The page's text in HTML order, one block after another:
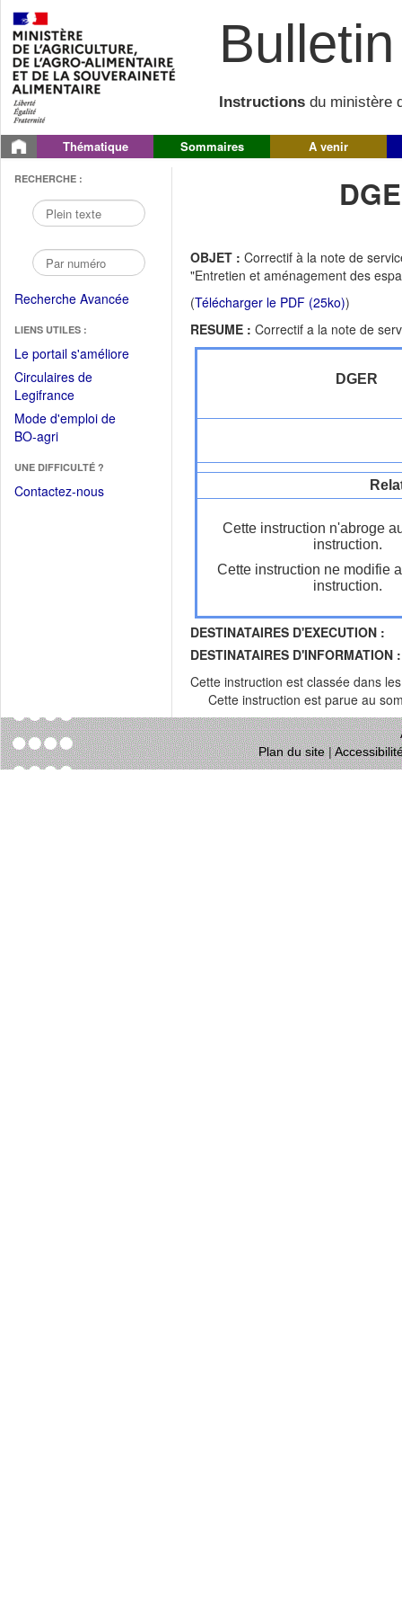
Instructions du ministère
Thématique Sommaires A venir
RECHERCHE :
Recherche Avancée
LIENS UTILES :
Le portail s'améliore(Fichier
Circulaires de
Legifrance(Ouvrir
dans
une
fenêtre)
Mode d'emploi de
BO-agri(Ouvrir
une
nouvelle
UNE DIFFICULTÉ ?
Contactez-nous
OBJET : Correctif à la note de
"Entretien et aménagement des
(Télécharger le PDF (25ko))
RESUME : Correctif a la note de
DGER
Cette instruction n'abroge
instruction.
Cette instruction ne modifie
instruction.
DESTINATAIRES D'EXECUTION :
DESTINATAIRES D'INFORMATION :
Cette instruction est classée dans
Cette instruction est parue au
Plan du site|